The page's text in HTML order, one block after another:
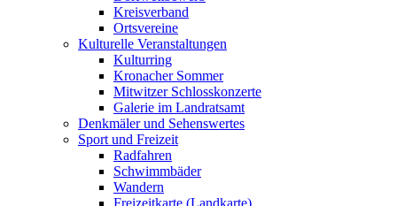
Kreisverband
Ortsvereine
Kulturelle Veranstaltungen
Kulturring
Kronacher Sommer
Mitwitzer Schlosskonzerte
Galerie im Landratsamt
Denkmäler und Sehenswertes
Sport und Freizeit
Radfahren
Schwimmbäder
Wandern
Freizeitkarte (Landkarte)